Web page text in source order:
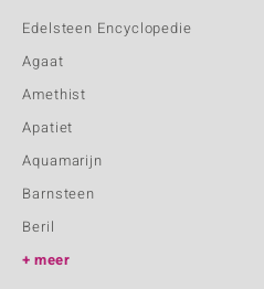
Edelsteen Encyclopedie
Agaat
Amethist
Apatiet
Aquamarijn
Barnsteen
Beril
meer